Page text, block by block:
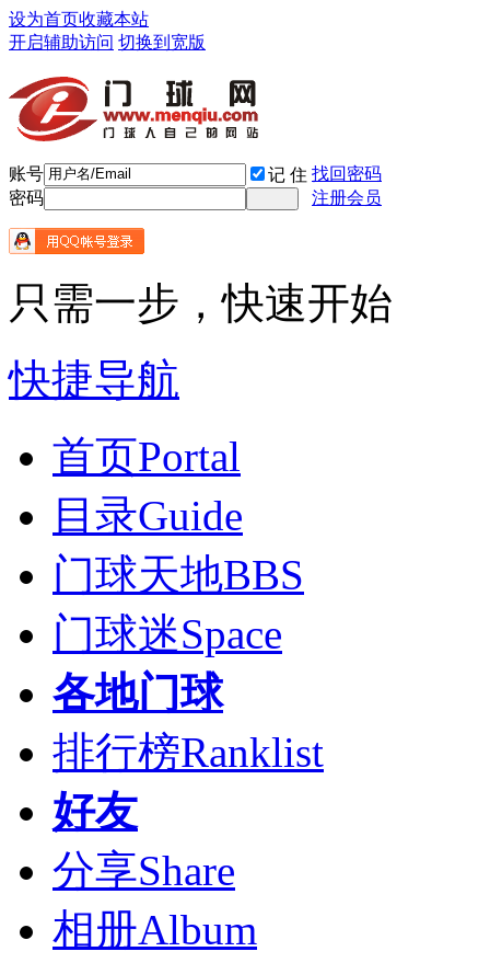
设为首页收藏本站
开启辅助访问 切换到宽版
账号 记 住 找回密码
密码
注册会员
只需一步，快速开始
快捷导航
首页Portal
目录Guide
门球天地BBS
门球迷Space
各地门球
排行榜Ranklist
好友
分享Share
相册Album